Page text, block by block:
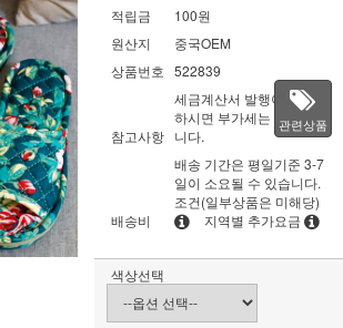
적립금
100원
원산지
중국OEM
상품번호 522839
참고사항
세금계산서 발행이 필요
하시면 부가세는 별도입
니다.
배송비
배송 기간은 평일기준 3-7
일이 소요될 수 있습니다.
조건(일부상품은 미해당)
지역별 추가요금
관련상품
색상선택